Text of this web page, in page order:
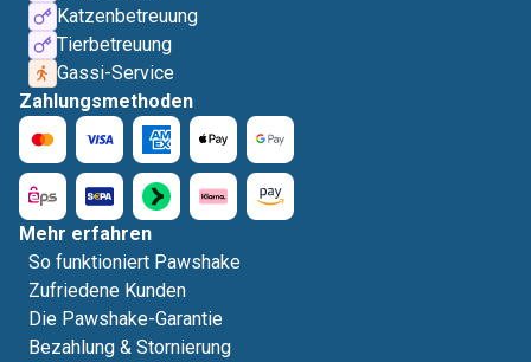
Katzenbetreuung
Tierbetreuung
Gassi-Service
Zahlungsmethoden
Mehr erfahren
So funktioniert Pawshake
Zufriedene Kunden
Die Pawshake-Garantie
Bezahlung & Stornierung